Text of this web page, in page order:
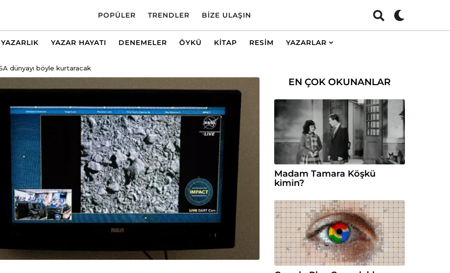
POPÜLER TRENDLER BIZE ULAŞIN
YAZAR HAYATI DENEMELER ÖYKÜ KITAP RESIM YAZARLAR
dünyayı böyle kurtaracak
EN ÇOK OKUNANLAR
Madam Tamara Köşkü
kimin?